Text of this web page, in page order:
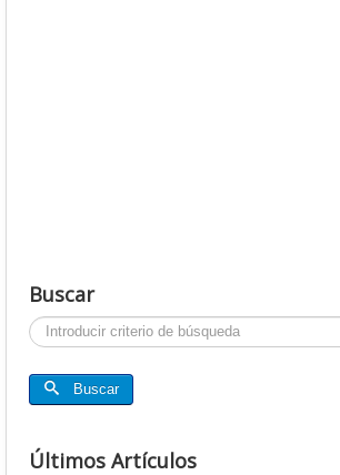
Buscar
Buscar...
Buscar
Últimos Artículos